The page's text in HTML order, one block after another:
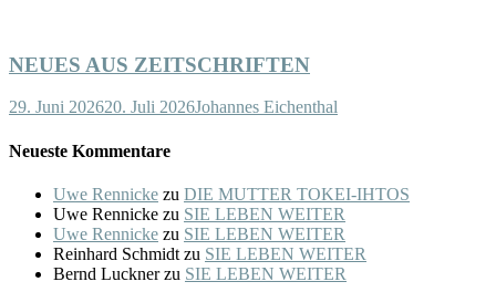
NEUES AUS ZEITSCHRIFTEN
29. Juni 202620. Juli 2026Johannes Eichenthal
Neueste Kommentare
Uwe Rennicke zu DIE MUTTER TOKEI-IHTOS
Uwe Rennicke zu SIE LEBEN WEITER
Uwe Rennicke zu SIE LEBEN WEITER
Reinhard Schmidt zu SIE LEBEN WEITER
Bernd Lucknerzu SIE LEBEN WEITER